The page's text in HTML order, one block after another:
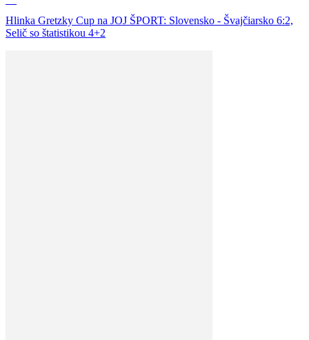
Hlinka Gretzky Cup na JOJ ŠPORT: Slovensko - Švajčiarsko 6:2,
Selič so štatistikou 4+2